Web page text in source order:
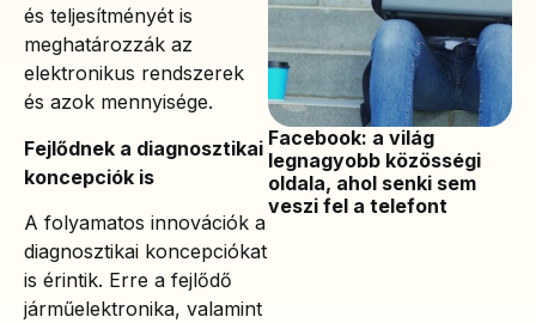
és teljesítményét is
meghatározzák az
elektronikus rendszerek
és azok mennyisége.
Fejlődnek a diagnosztikai
koncepciók is
A folyamatos innovációk a
diagnosztikai koncepciókat
is érintik. Erre a fejlődő
járműelektronika, valamint
Facebook: a világ
legnagyobb közösségi
oldala, ahol senki sem
veszi fel a telefont